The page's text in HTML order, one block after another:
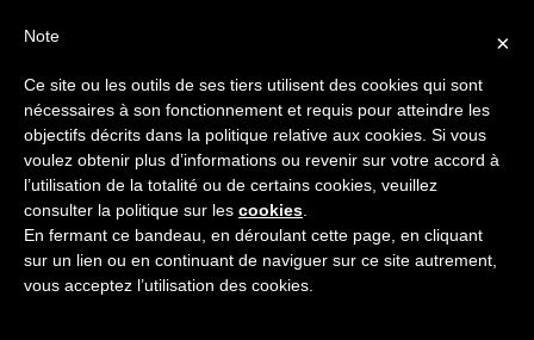
PRODUIT / SACS ET VOYAGES /
D'ORDINATEUR PORTABLE
×
Note
Ce site ou les outils de ses tiers utilisent des cookies qui sont
nécessaires à son fonctionnement et requis pour atteindre les
objectifs décrits dans la politique relative aux cookies. Si vous
voulez obtenir plus d’informations ou revenir sur votre accord à
l’utilisation de la totalité ou de certains cookies, veuillez
consulter la politique sur les cookies
En fermant ce bandeau, en déroulant cette page, en cliquant
sur un lien ou en continuant de naviguer sur ce site autrement,
vous acceptez l’utilisation des cookies.